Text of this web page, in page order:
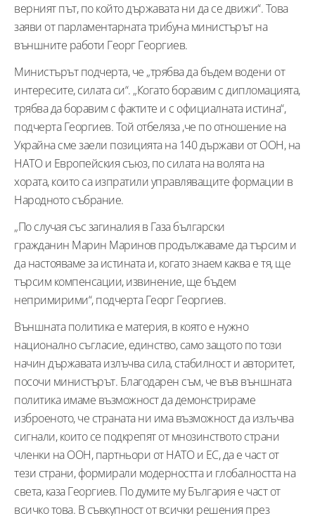
верният път, по който държавата ни да се движи“. Това
заяви от парламентарната трибуна министърът на
външните работи Георг Георгиев.
Министърът подчерта, че „трябва да бъдем водени от
интересите, силата си“. „Когато боравим с дипломацията,
трябва да боравим с фактите и с официалната истина“,
подчерта Георгиев. Той отбеляза ,че по отношение на
Украйна сме заели позицията на 140 държави от ООН, на
НАТО и Европейския съюз, по силата на волята на
хората, които са изпратили управляващите формации в
Народното събрание.
„По случая със загиналия в Газа български
гражданин Марин Маринов продължаваме да търсим и
да настояваме за истината и, когато знаем каква е тя, ще
търсим компенсации, извинение, ще бъдем
непримирими“, подчерта Георг Георгиев.
Външната политика е материя, в която е нужно
национално съгласие, единство, само защото по този
начин държавата излъчва сила, стабилност и авторитет,
посочи министърът. Благодарен съм, че във външната
политика имаме възможност да демонстрираме
изброеното, че страната ни има възможност да излъчва
сигнали, които се подкрепят от мнозинството страни
членки на ООН, партньори от НАТО и ЕС, да е част от
тези страни, формирали модерността и глобалността на
света, каза Георгиев. По думите му България е част от
всичко това. В съвкупност от всички решения през